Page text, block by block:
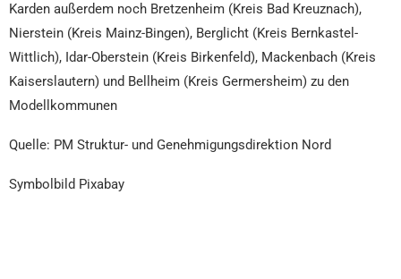
Karden außerdem noch Bretzenheim (Kreis Bad Kreuznach),
Nierstein (Kreis Mainz-Bingen), Berglicht (Kreis Bernkastel-
Wittlich), Idar-Oberstein (Kreis Birkenfeld), Mackenbach (Kreis
Kaiserslautern) und Bellheim (Kreis Germersheim) zu den
Modellkommunen
Quelle: PM Struktur- und Genehmigungsdirektion Nord
Symbolbild Pixabay